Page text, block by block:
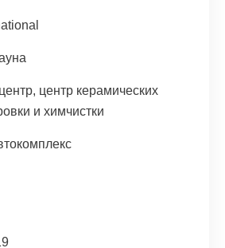
центр керамических
и химчистки